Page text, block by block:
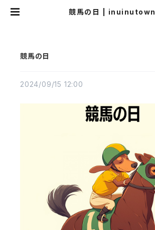
競馬の日 | inuinutown
競馬の日
2024/09/15 12:00